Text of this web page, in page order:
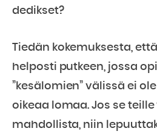
dedikset?
Tiedän kokemuksesta,
helposti putkeen, jossa
”kesälomien” välissä ei
oikeaa lomaa. Jos se
mahdollista, niin